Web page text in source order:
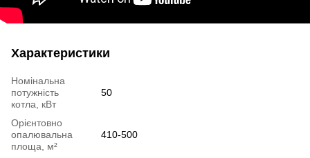
Характеристики
Номінальна
потужність
котла, кВт
50
Орієнтовно
опалювальна
площа, м²
410-500